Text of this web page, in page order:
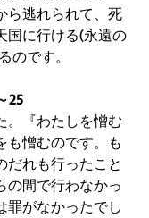
ら逃れられて、死
国に行ける(永遠の
のです。
25
。『わたしを憎む
も憎むのです。も
だれも行ったこと
の間で行わなかっ
罪がなかったでし